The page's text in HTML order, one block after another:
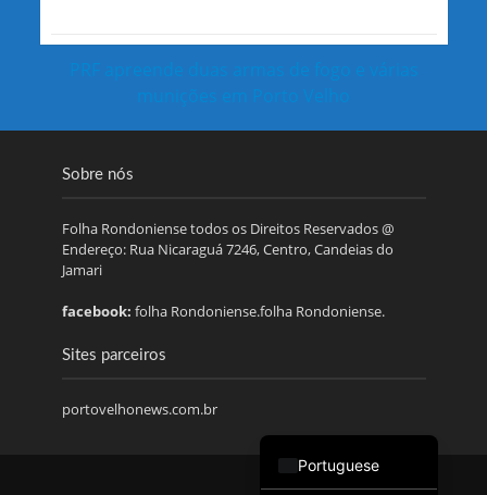
PRF apreende duas armas de fogo e várias
munições em Porto Velho
Sobre nós
Folha Rondoniense todos os Direitos Reservados @
Endereço: Rua Nicaraguá 7246, Centro, Candeias do
Jamari
facebook: folha Rondoniense.folha Rondoniense.
Sites parceiros
portovelhonews.com.br
Portuguese